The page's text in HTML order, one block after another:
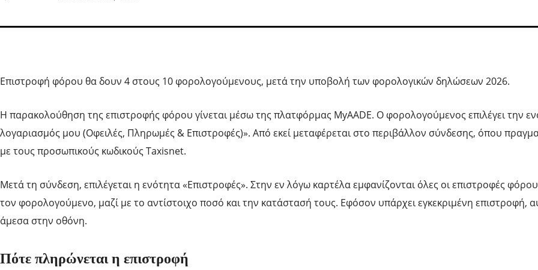
Επιστροφή φόρου θα δουν 4 στους 10 φορολογούμενους, μετά την υποβολή των φορολογικών δηλώσεων 2026.
Η παρακολούθηση της επιστροφής φόρου γίνεται μέσω της πλατφόρμας MyAADE. Ο φορολογούμενος επιλέγει την
λογαριασμός μου (Οφειλές, Πληρωμές & Επιστροφές)». Από εκεί μεταφέρεται στο περιβάλλον σύνδεσης, όπου
με τους προσωπικούς κωδικούς Taxisnet.
Μετά τη σύνδεση, επιλέγεται η ενότητα «Επιστροφές». Στην εν λόγω καρτέλα εμφανίζονται όλες οι επιστροφές
τον φορολογούμενο, μαζί με το αντίστοιχο ποσό και την κατάστασή τους. Εφόσον υπάρχει εγκεκριμένη επιστροφή,
άμεσα στην οθόνη.
Πότε πληρώνεται η επιστροφή